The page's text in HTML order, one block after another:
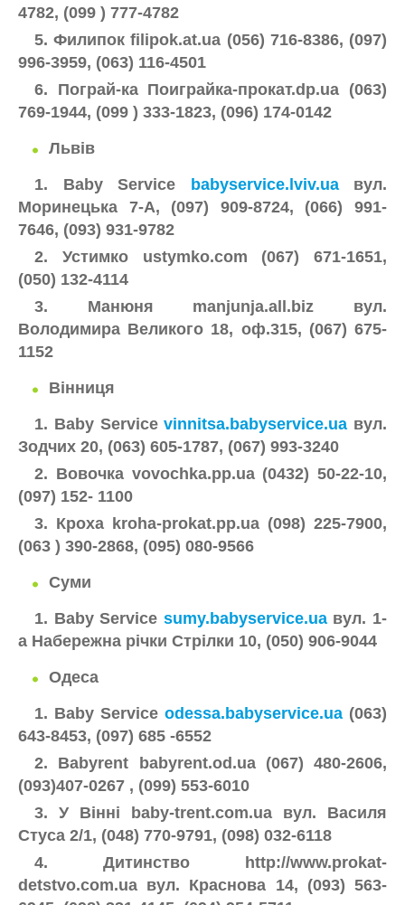
4782, (099 ) 777-4782
5. Филипок filipok.at.ua (056) 716-8386, (097)
996-3959, (063) 116-4501
6. Пограй-ка Поиграйка-прокат.dp.ua (063)
769-1944, (099 ) 333-1823, (096) 174-0142
Львів
1. Baby Service
babyservice.lviv.ua вул.
Моринецька 7-А, (097) 909-8724, (066) 991-
7646, (093) 931-9782
2. Устимко ustymko.com (067) 671-1651,
(050) 132-4114
3. Манюня manjunja.all.biz вул.
Володимира Великого 18, оф.315, (067) 675-
1152
Вінниця
1. Baby Servicevinnitsa.babyservice.ua вул.
Зодчих 20, (063) 605-1787, (067) 993-3240
2. Вовочка vovochka.pp.ua (0432) 50-22-10,
(097) 152- 1100
3. Кроха kroha-prokat.pp.ua (098) 225-7900,
(063 ) 390-2868, (095) 080-9566
Суми
1. Baby Service sumy.babyservice.ua вул. 1-
а Набережна річки Стрілки 10, (050) 906-9044
Одеса
1. Baby Service odessa.babyservice.ua (063)
643-8453, (097) 685 -6552
2. Babyrent babyrent.od.ua (067) 480-2606,
(093)407-0267 , (099) 553-6010
3. У Вінні baby-trent.com.ua вул. Василя
Стуса 2/1, (048) 770-9791, (098) 032-6118
4. Дитинство http://www.prokat-
detstvo.com.ua вул. Краснова 14, (093) 563-